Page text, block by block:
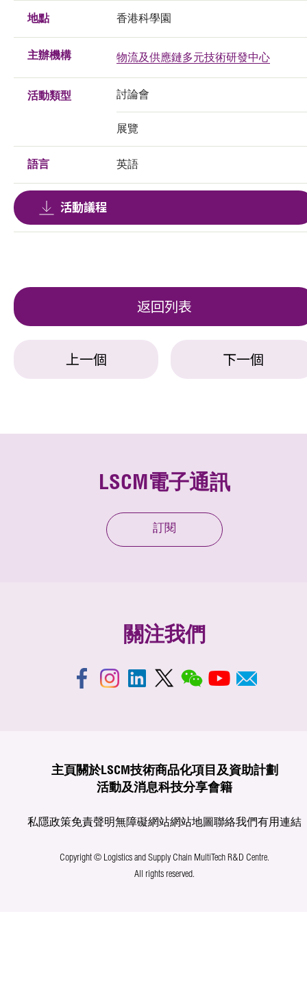
地點 香港科學園
主辦機構 物流及供應鏈多元技術研發中心
活動類型 討論會
展覽
語言 英語
活動議程
返回列表
上一個 下一個
LSCM電子通訊
訂閱
關注我們
主頁 關於LSCM技術商品化項目及資助計劃
活動及消息科技分享會籍
私隱政策免責聲明無障礙網站網站地圖聯絡我們有用連結
Copyright © Logistics and Supply Chain MultiTech R&D Centre.
All rights reserved.